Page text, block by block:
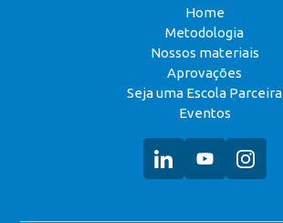
Home
Metodologia
Nossos materiais
Aprovações
Seja uma Escola Parceira
Eventos